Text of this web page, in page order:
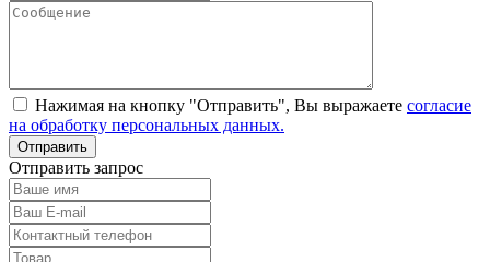
Нажимая на кнопку "Отправить", Вы выражаете согласие
на обработку персональных данных.
Отправить запрос